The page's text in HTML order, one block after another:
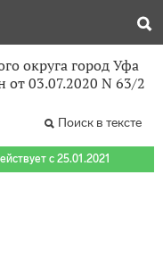
округа город Уфа
от 03.07.2020 N 63/2
Поиск в тексте
с 25.01.2021